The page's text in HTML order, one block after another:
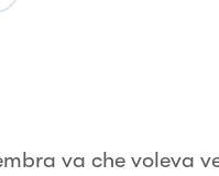
va che voleva